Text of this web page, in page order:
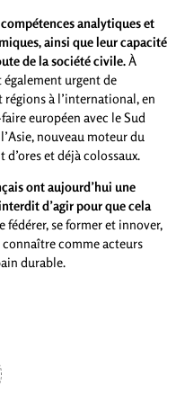
analytiques et
ainsi que leur capacité
de la société civile.À
également urgent de
à l’international, en
européen avec le Sud
nouveau moteur du
et déjà colossaux.
ont aujourd’hui une
d’agir pour que cela
se former et innover,
comme acteurs
durable.